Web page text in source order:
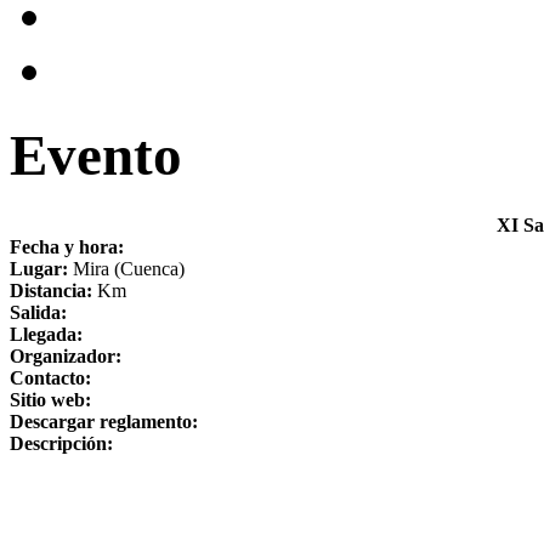
Evento
XI
Fecha y hora:
Lugar: Mira (Cuenca)
Distancia: Km
Salida:
Llegada:
Organizador:
Contacto:
Sitio web:
Descargar reglamento:
Descripción: